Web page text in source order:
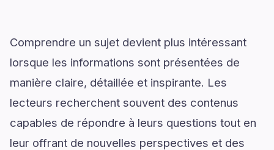
Comprendre un sujet devient plus intéressant
lorsque les informations sont présentées de
manière claire, détaillée et inspirante. Les
lecteurs recherchent souvent des contenus
capables de répondre à leurs questions tout en
leur offrant de nouvelles perspectives et des